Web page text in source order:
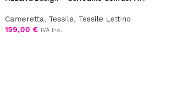
Cameretta, Tessile, Tessile Lettino
159,00 € IVA Incl.